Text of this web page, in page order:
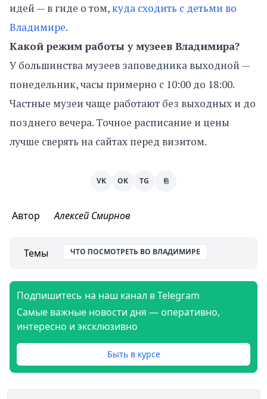
идей — в гиде о том, куда сходить с детьми во
Владимире.
Какой режим работы у музеев Владимира?
У большинства музеев заповедника выходной —
понедельник, часы примерно с 10:00 до 18:00.
Частные музеи чаще работают без выходных и до
позднего вечера. Точное расписание и цены
лучше сверять на сайтах перед визитом.
VK OK TG ⎘
Автор Алексей Смирнов
Темы ЧТО ПОСМОТРЕТЬ ВО ВЛАДИМИРЕ
Подпишитесь на наш канал в Telegram
Самые важные новости дня — оперативно,
интересно и эксклюзивно
Быть в курсе